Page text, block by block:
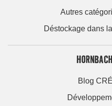
Autres
Déstockage dans
Blog